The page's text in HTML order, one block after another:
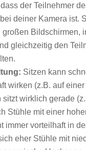
der Teilnehmer
deiner Kamera ist.
großen Bildschirmen,
gleichzeitig den
Sitzen kann
wirken (z.B. auf
sitzt wirklich gerade
Stühle mit einer
immer vorteilhaft in
eher Stühle mit